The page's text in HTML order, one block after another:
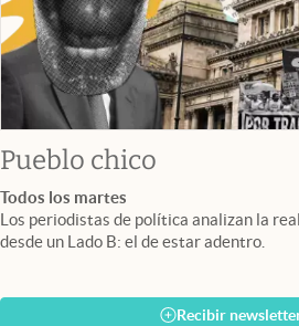
Pueblo chico
Todos los martes
Los periodistas de política analizan la
desde un Lado B: el de estar adentro.
Recibir